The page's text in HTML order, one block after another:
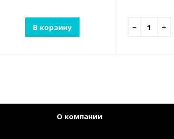
В корзину − +
О компании